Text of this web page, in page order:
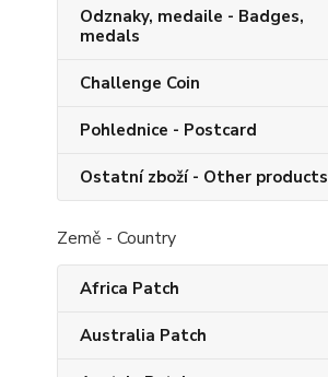
Odznaky, medaile - Badges,
medals
Challenge Coin
Pohlednice - Postcard
Ostatní zboží - Other products
Země - Country
Africa Patch
Australia Patch